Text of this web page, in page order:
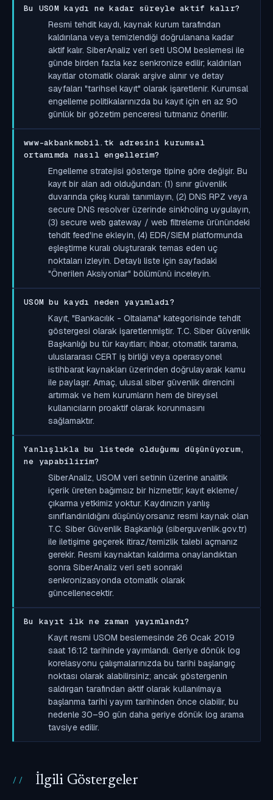
Bu USOM kaydı ne kadar süreyle aktif kalır?
Resmi tehdit kaydı, kaynak kurum tarafından
kaldırılana veya temizlendiği doğrulanana kadar
aktif kalır. SiberAnaliz veri seti USOM beslemesi ile
günde birden fazla kez senkronize edilir; kaldırılan
kayıtlar otomatik olarak arşive alınır ve detay
sayfaları "tarihsel kayıt" olarak işaretlenir. Kurumsal
engelleme politikalarınızda bu kayıt için en az 90
günlük bir gözetim penceresi tutmanız önerilir.
www-akbankmobil.tk adresini kurumsal
ortamımda nasıl engellerim?
Engelleme stratejisi gösterge tipine göre değişir. Bu
kayıt bir alan adı olduğundan: (1) sınır güvenlik
duvarında çıkış kuralı tanımlayın, (2) DNS RPZ veya
secure DNS resolver üzerinde sinkholing uygulayın,
(3) secure web gateway / web filtreleme ürünündeki
tehdit feed'ine ekleyin, (4) EDR/SIEM platformunda
eşleştirme kuralı oluşturarak temas eden uç
noktaları izleyin. Detaylı liste için sayfadaki
"Önerilen Aksiyonlar" bölümünü inceleyin.
USOM bu kaydı neden yayımladı?
Kayıt, "Bankacılık - Oltalama" kategorisinde tehdit
göstergesi olarak işaretlenmiştir. T.C. Siber Güvenlik
Başkanlığı bu tür kayıtları; ihbar, otomatik tarama,
uluslararası CERT iş birliği veya operasyonel
istihbarat kaynakları üzerinden doğrulayarak kamu
ile paylaşır. Amaç, ulusal siber güvenlik direncini
artırmak ve hem kurumların hem de bireysel
kullanıcıların proaktif olarak korunmasını
sağlamaktır.
Yanlışlıkla bu listede olduğumu düşünüyorum,
ne yapabilirim?
SiberAnaliz, USOM veri setinin üzerine analitik
içerik üreten bağımsız bir hizmettir; kayıt ekleme/
çıkarma yetkimiz yoktur. Kaydınızın yanlış
sınıflandırıldığını düşünüyorsanız resmi kaynak olan
T.C. Siber Güvenlik Başkanlığı (siberguvenlik.gov.tr)
ile iletişime geçerek itiraz/temizlik talebi açmanız
gerekir. Resmi kaynaktan kaldırma onaylandıktan
sonra SiberAnaliz veri seti sonraki
senkronizasyonda otomatik olarak
güncellenecektir.
Bu kayıt ilk ne zaman yayımlandı?
Kayıt resmi USOM beslemesinde 26 Ocak 2019
saat 16:12 tarihinde yayımlandı. Geriye dönük log
korelasyonu çalışmalarınızda bu tarihi başlangıç
noktası olarak alabilirsiniz; ancak göstergenin
saldırgan tarafından aktif olarak kullanılmaya
başlanma tarihi yayım tarihinden önce olabilir, bu
nedenle 30–90 gün daha geriye dönük log arama
tavsiye edilir.
İlgili Göstergeler